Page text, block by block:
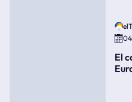
El